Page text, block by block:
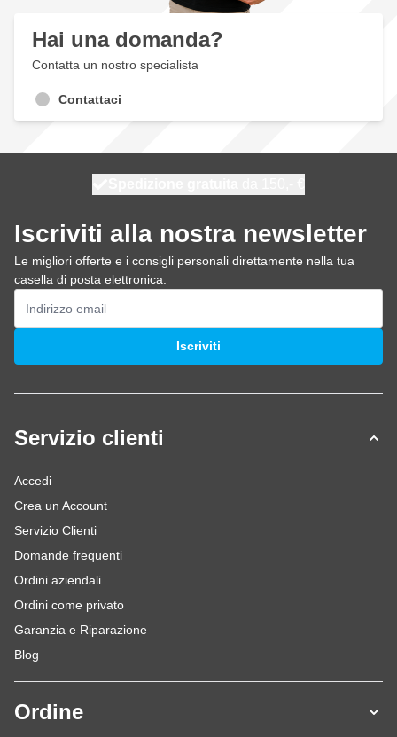
Hai una domanda?
Contatta un nostro specialista
Contattaci
Iscriviti alla nostra newsletter
Le migliori offerte e i consigli personali direttamente nella tua
casella di posta elettronica.
Indirizzo email
Iscriviti
Servizio clienti
Accedi
Crea un Account
Servizio Clienti
Domande frequenti
Ordini aziendali
Ordini come privato
Garanzia e Riparazione
Blog
Ordine